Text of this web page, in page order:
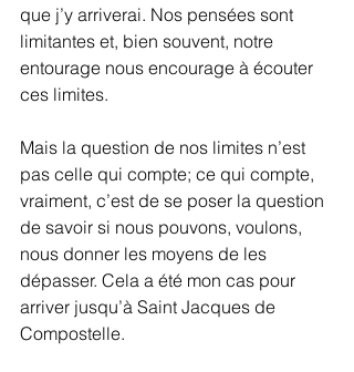
que j’y arriverai. Nos pensées sont
limitantes et, bien souvent, notre
entourage nous encourage à écouter
ces limites.
Mais la question de nos limites n’est
pas celle qui compte; ce qui compte,
vraiment, c’est de se poser la question
de savoir si nous pouvons, voulons,
nous donner les moyens de les
dépasser. Cela a été mon cas pour
arriver jusqu’à Saint Jacques de
Compostelle.